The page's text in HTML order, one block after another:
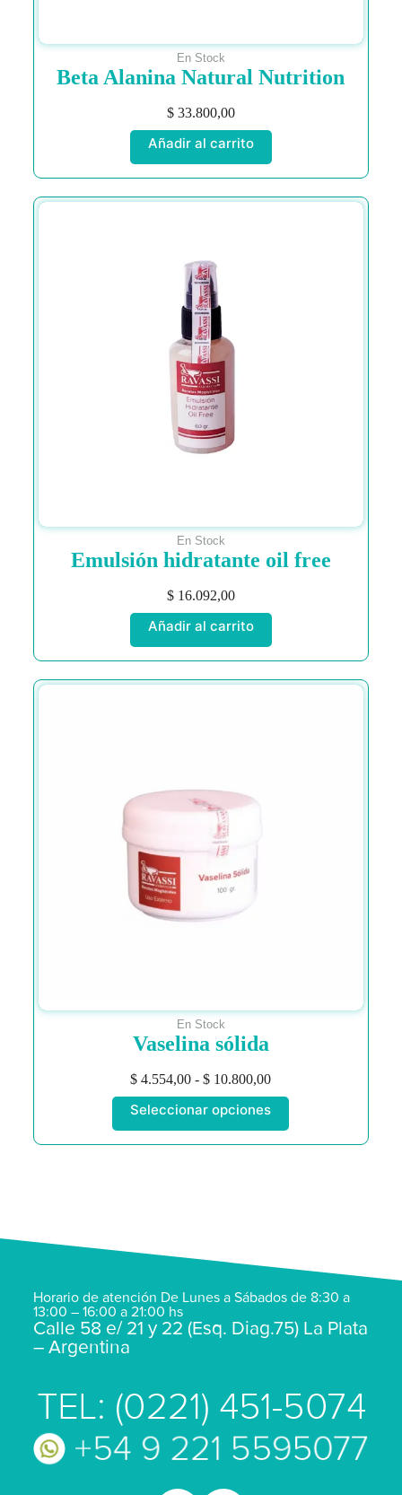
En Stock
Beta Alanina Natural Nutrition
$33.800,00
Añadir al carrito
En Stock
Emulsión hidratante oil free
$16.092,00
Añadir al carrito
En Stock
Vaselina sólida
$ 4.554,00 - $ 10.800,00
Seleccionar opciones
Horario de atención De Lunes a Sábados de 8:30 a
13:00 – 16:00 a 21:00 hs
Calle 58 e/ 21 y 22 (Esq. Diag.75) La Plata
– Argentina